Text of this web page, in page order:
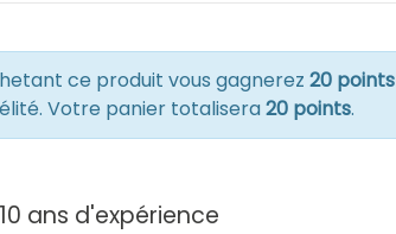
ce produit vous gagnerez 20 points
Votre panier totalisera20 points.
10 ans d'expérience